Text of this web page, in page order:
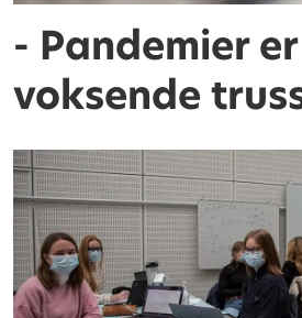
- Pandemier
voksende